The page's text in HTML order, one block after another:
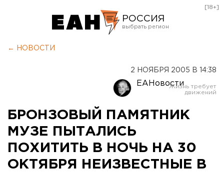
РОССИЯ
Оренбург
[18+]
← НОВОСТИ
2 НОЯБРЯ 2005 В 14:38
ЕАНовости
БРОНЗОВЫЙ ПАМЯТНИК
МУЗЕ ПЫТАЛИСЬ
ПОХИТИТЬ В НОЧЬ НА 30
ОКТЯБРЯ НЕИЗВЕСТНЫЕ В